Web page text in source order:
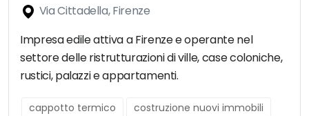
Via Cittadella, Firenze
Impresa edile attiva a Firenze e operante nel
settore delle ristrutturazioni di ville, case coloniche,
rustici, palazzi e appartamenti.
cappotto termico
costruzione nuovi immobili